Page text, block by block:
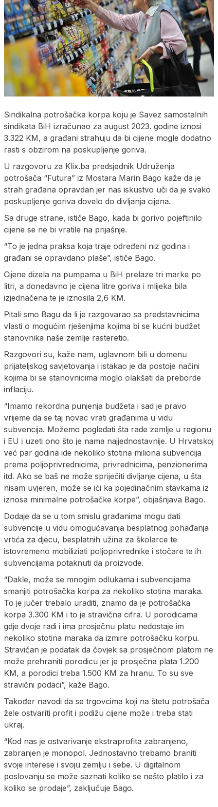
Sindikalna potrošačka korpa koju je Savez samostalnih
sindikata BiH izračunao za august 2023. godine iznosi
3.322 KM, a građani strahuju da bi cijene mogle dodatno
rasti s obzirom na poskupljenje goriva.
U razgovoru za Klix.ba predsjednik Udruženja
potrošača “Futura” iz Mostara Marin Bago kaže da je
strah građana opravdan jer nas iskustvo uči da je svako
poskupljenje goriva dovelo do divljanja cijena.
Sa druge strane, ističe Bago, kada bi gorivo pojeftinilo
cijene se ne bi vratile na prijašnje.
“To je jedna praksa koja traje određeni niz godina i
građani se opravdano plaše”, ističe Bago.
Cijene dizela na pumpama u BiH prelaze tri marke po
litri, a donedavno je cijena litre goriva i mlijeka bila
izjednačena te je iznosila 2,6 KM.
Pitali smo Bagu da li je razgovarao sa predstavnicima
vlasti o mogućim rješenjima kojima bi se kućni budžet
stanovnika naše zemlje rasteretio.
Razgovori su, kaže nam, uglavnom bili u domenu
prijateljskog savjetovanja i istakao je da postoje načini
kojima bi se stanovnicima moglo olakšati da preborde
inflaciju.
“Imamo rekordna punjenja budžeta i sad je pravo
vrijeme da se taj novac vrati građanima u vidu
subvencija. Možemo pogledati šta rade zemlje u regionu
i EU i uzeti ono što je nama najjednostavnije. U Hrvatskoj
već par godina ide nekoliko stotina miliona subvencija
prema poljoprivrednicima, privrednicima, penzionerima
itd. Ako se baš ne može spriječiti divljanje cijena, u šta
nisam uvjeren, može se ići ka pojedinačnim stavkama iz
iznosa minimalne potrošačke korpe”, objašnjava Bago.
Dodaje da se u tom smislu građanima mogu dati
subvencije u vidu omogućavanja besplatnog pohađanja
vrtića za djecu, besplatnih užina za školarce te
istovremeno mobiliziati poljoprivrednike i stočare te ih
subvencijama potaknuti da proizvode.
“Dakle, može se mnogim odlukama i subvencijama
smanjiti potrošačka korpa za nekoliko stotina maraka.
To je jučer trebalo uraditi, znamo da je potrošačka
korpa 3.300 KM i to je stravična cifra. U porodicama
gdje dvoje radi i ima prosječnu platu nedostaje im
nekoliko stotina maraka da izmire potrošačku korpu.
Stravičan je podatak da čovjek sa prosječnom platom ne
može prehraniti porodicu jer je prosječna plata 1.200
KM, a porodici treba 1.500 KM za hranu. To su sve
stravični podaci”, kaže Bago.
Također navodi da se trgovcima koji na štetu potrošača
žele ostvariti profit i podižu cijene može i treba stati
ukraj.
“Kod nas je ostvarivanje ekstraprofita zabranjeno,
zabranjen je monopol. Jednostavno trebamo braniti
svoje interese i svoju zemlju i sebe. U digitalnom
poslovanju se može saznati koliko se nešto platilo i za
koliko se prodaje”, zaključuje Bago.